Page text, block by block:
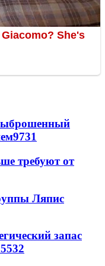
9731
требуют от
Ляпис
запас
5532